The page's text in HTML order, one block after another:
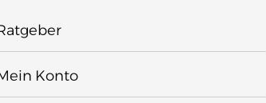
Konto